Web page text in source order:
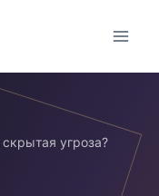
угроза?